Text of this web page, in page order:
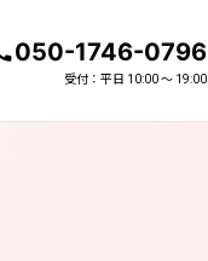
電話番号
050-1746-0796
受付：平日 10:00 〜 19:00